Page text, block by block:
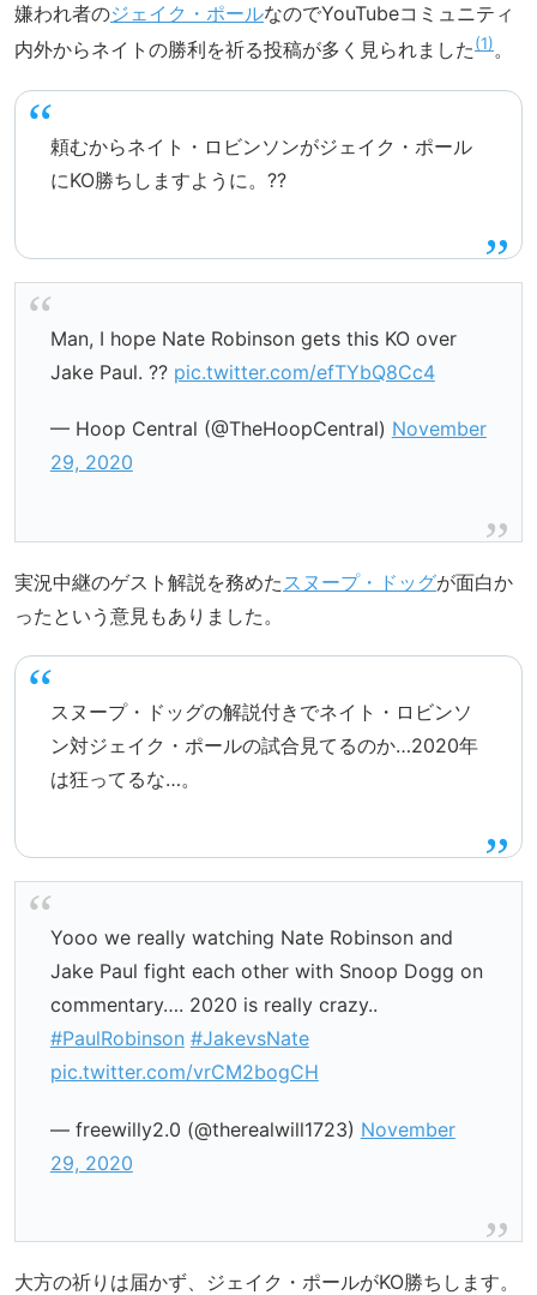
嫌われ者のジェイク・ポールなのでYouTubeコミュニティ
内外からネイトの勝利を祈る投稿が多く見られました 1 。
頼むからネイト・ロビンソンがジェイク・ポール
にKO勝ちしますように。??
Man, I hope Nate Robinson gets this KO over
Jake Paul. ?? pic.twitter.com/efTYbQ8Cc4
— Hoop Central (@TheHoopCentral) November
29, 2020
実況中継のゲスト解説を務めた スヌープ・ドッグが面白か
ったという意見もありました。
スヌープ・ドッグの解説付きでネイト・ロビンソ
ン対ジェイク・ポールの試合見てるのか…2020年
は狂ってるな…。
Yooo we really watching Nate Robinson and
Jake Paul fight each other with Snoop Dogg on
commentary…. 2020 is really crazy..
#PaulRobinson #JakevsNate
pic.twitter.com/vrCM2bogCH
— freewilly2.0 (@therealwill1723) November
29, 2020
大方の祈りは届かず、ジェイク・ポールがKO勝ちします。